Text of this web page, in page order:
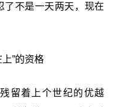
了不是一天两天，现在
”的资格
留着上个世纪的优越